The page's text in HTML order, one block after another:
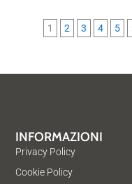
1 2 3 4 5
INFORMAZIONI
Privacy Policy
Cookie Policy